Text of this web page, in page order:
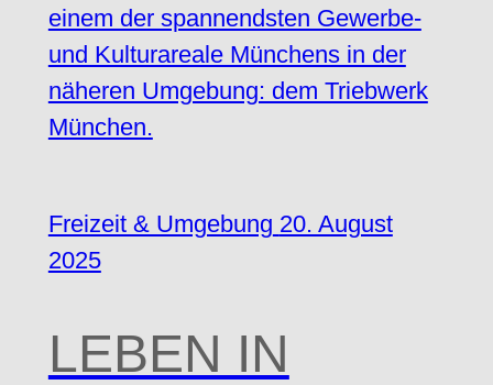
einem der spannendsten Gewerbe-
und Kulturareale Münchens in der
näheren Umgebung: dem Triebwerk
München.
Freizeit & Umgebung 20. August
2025
LEBEN IN